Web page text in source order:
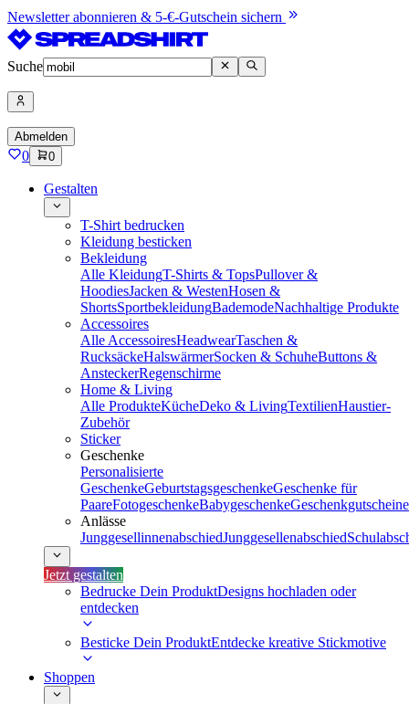
Newsletter abonnieren & 5-€-Gutschein sichern
Suche
Abmelden
0 0
Gestalten
T-Shirt bedrucken
Kleidung besticken
Bekleidung
Alle KleidungT-Shirts & TopsPullover &
HoodiesJacken & WestenHosen &
ShortsSportbekleidungBademodeNachhaltige Produkte
Accessoires
Alle AccessoiresHeadwearTaschen &
RucksäckeHalswärmerSocken & SchuheButtons &
AnsteckerRegenschirme
Home & Living
Alle ProdukteKücheDeko & LivingTextilienHaustier-
Zubehör
Sticker
Geschenke
Personalisierte
GeschenkeGeburtstagsgeschenkeGeschenke für
PaareFotogeschenkeBabygeschenkeGeschenkgutscheine
Anlässe
JunggesellinnenabschiedJunggesellenabschied
Jetzt gestalten
Bedrucke Dein ProduktDesigns hochladen oder
entdecken
Besticke Dein ProduktEntdecke kreative Stickmotive
Shoppen